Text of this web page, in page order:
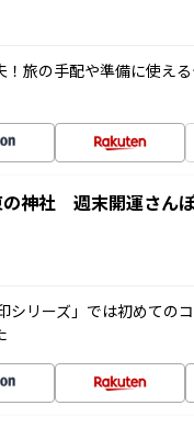
旅の手配や準備に使え
神社 週末開運さん
シリーズ」では初めての